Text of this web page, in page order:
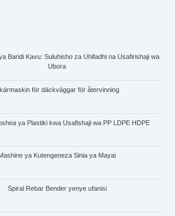
Baridi Kavu: Suluhisho za Uhifadhi na Usafirishaji wa
Ubora
för däckväggar för återvinning
ya Plastiki kwa Usafishaji wa PP LDPE HDPE
ya Kutengeneza Sinia ya Mayai
Spiral Rebar Bender yenye ufanisi